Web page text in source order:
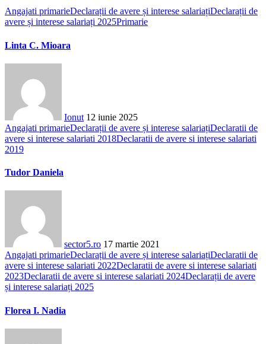
Angajati primarieDeclarații de avere și interese salariațiDeclarații de
avere și interese salariați 2025Primarie
Linta C. Mioara
Ionut 12 iunie 2025
Angajati primarieDeclarații de avere și interese salariațiDeclaratii de
avere si interese salariati 2018Declaratii de avere si interese salariati
2019
Tudor Daniela
sector5.ro 17 martie 2021
Angajati primarieDeclarații de avere și interese salariațiDeclaratii de
avere si interese salariati 2022Declaratii de avere si interese salariati
2023Declaratii de avere si interese salariati 2024Declarații de avere
și interese salariați 2025
Florea I. Nadia